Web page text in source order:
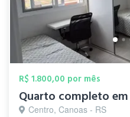
R$ 1.800,00 por mês
Quarto completo
Centro, Canoas - RS